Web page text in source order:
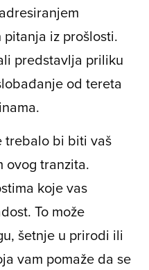
iz prošlosti.
predstavlja priliku
od tereta
trebalo bi biti vaš
ovog tranzita.
koje vas
To može
šetnje u prirodi ili
vam pomaže da se